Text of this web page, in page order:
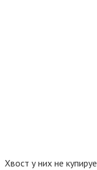
Хвост у них не